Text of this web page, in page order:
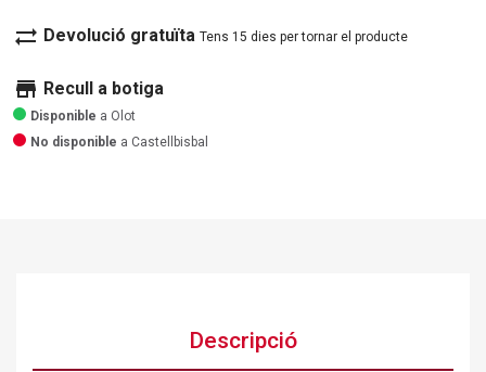
sync_alt Devolució gratuïta Tens 15 dies per tornar el producte
store Recull a botiga
Disponible a Olot
No disponible a Castellbisbal
Descripció